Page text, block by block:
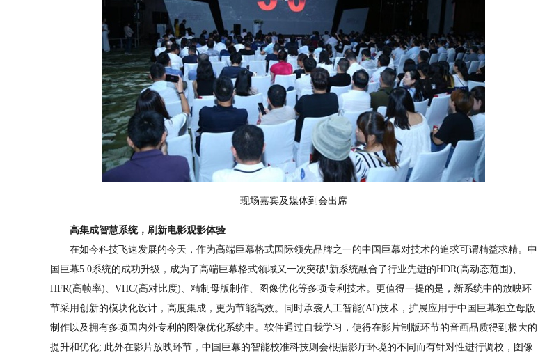
现场嘉宾及媒体到会出席
高集成智慧系统，刷新电影观影体验
在如今科技飞速发展的今天，作为高端巨幕格式国际领先品牌之一的中国巨幕对技术的追求可谓精益求精。中
国巨幕5.0系统的成功升级，成为了高端巨幕格式领域又一次突破!新系统融合了行业先进的HDR(高动态范围)、
HFR(高帧率)、VHC(高对比度)、精制母版制作、图像优化等多项专利技术。更值得一提的是，新系统中的放映环
节采用创新的模块化设计，高度集成，更为节能高效。同时承袭人工智能(AI)技术，扩展应用于中国巨幕独立母版
制作以及拥有多项国内外专利的图像优化系统中。软件通过自我学习，使得在影片制版环节的音画品质得到极大的
提升和优化; 此外在影片放映环节，中国巨幕的智能校准科技则会根据影厅环境的不同而有针对性进行调校，图像